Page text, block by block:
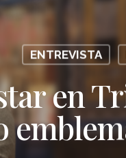
ENTREVISTA
en